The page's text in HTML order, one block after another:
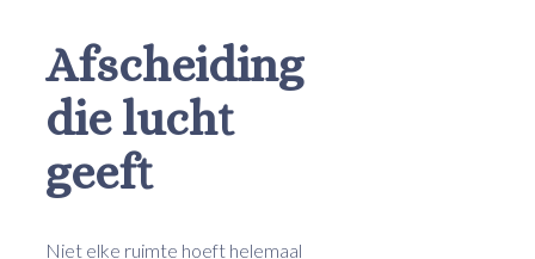
Afscheiding
die lucht
geeft
Niet elke ruimte hoeft helemaal